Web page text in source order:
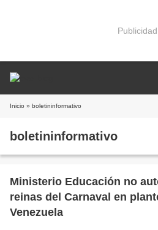
Publicidad
Inicio » boletininformativo
boletininformativo
Ministerio Educación no
reinas del Carnaval en planteles educativos de
Venezuela